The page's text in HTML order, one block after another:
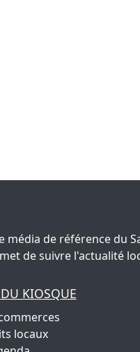
média de référence du
de suivre l'actualité
KIOSQUE
locaux